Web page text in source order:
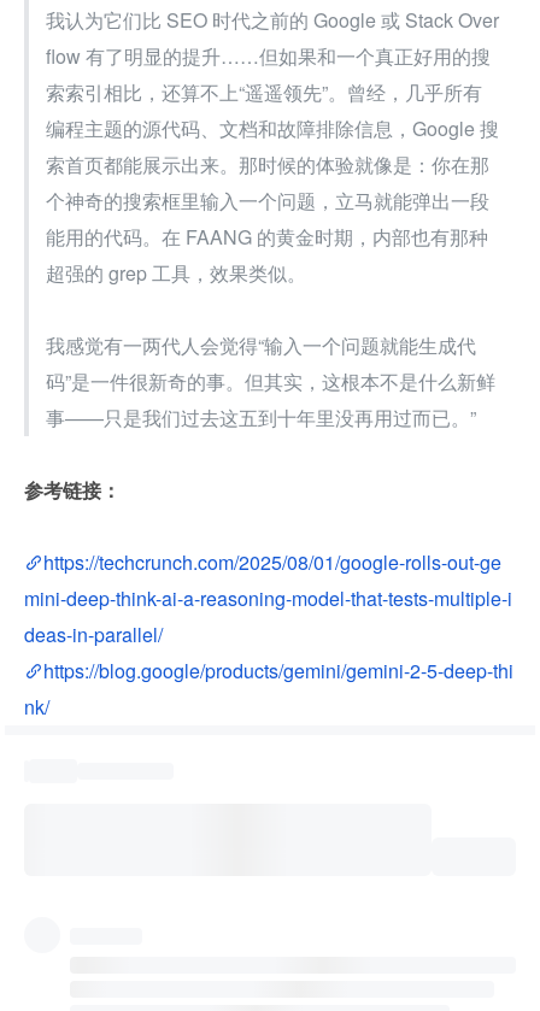
我认为它们比 SEO 时代之前的 Google 或 Stack Over
flow 有了明显的提升……但如果和一个真正好用的搜
索索引相比，还算不上“遥遥领先”。曾经，几乎所有
编程主题的源代码、文档和故障排除信息，Google 搜
索首页都能展示出来。那时候的体验就像是：你在那
个神奇的搜索框里输入一个问题，立马就能弹出一段
能用的代码。在 FAANG 的黄金时期，内部也有那种
超强的 grep 工具，效果类似。
我感觉有一两代人会觉得“输入一个问题就能生成代
码”是一件很新奇的事。但其实，这根本不是什么新鲜
事——只是我们过去这五到十年里没再用过而已。”
参考链接：
https://techcrunch.com/2025/08/01/google-rolls-out-ge
mini-deep-think-ai-a-reasoning-model-that-tests-multiple-i
deas-in-parallel/
https://blog.google/products/gemini/gemini-2-5-deep-thi
nk/